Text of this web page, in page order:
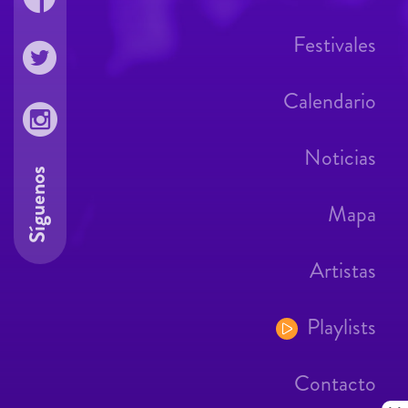
Festivales
Calendario
Noticias
Mapa
Artistas
Playlists
Contacto
Síguenos